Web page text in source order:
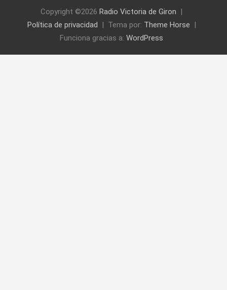
Copyright ©2026 Radio Victoria de Giron
Política de privacidad
Tema por: Theme Horse
Funciona gracias a: WordPress